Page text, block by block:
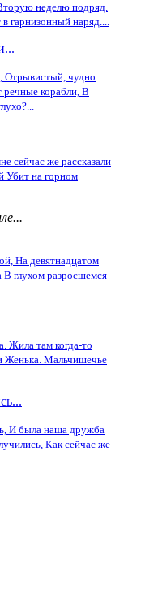
неделю подряд.
гарнизонный наряд....
Отрывистый, чудно
речные корабли, В
сейчас же рассказали
Убит на горном
На девятнадцатом
В глухом разросшемся
Жила там когда-то
Женька. Мальчишечье
И была наша дружба
Как сейчас же